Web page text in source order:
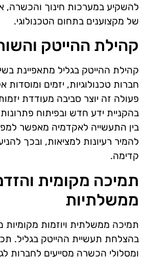
להשקיע במערכות חינוך והכשרה,
של מקצוענים בתחום הטכנולוגי.
קהילת ההייטק
קהילת ההייטק בגליל מתאפיינת
חברות טכנולוגיות, יזמים ומוסדות
פעולה זה יוצר סביבה מעודדת
בהקניית ידע חדש ובפיתוח פתרונות
בין התעשייה לאקדמיה מאפשר
להמיר רעיונות למציאות, ובכך
קדימה.
תמיכה מקומית
ממשלתיות
תמיכה ממשלתית ויוזמות מקומיות
בהצלחת תעשיית ההייטק בגליל.
ומסלולי הכשרה מסייעים לחברות